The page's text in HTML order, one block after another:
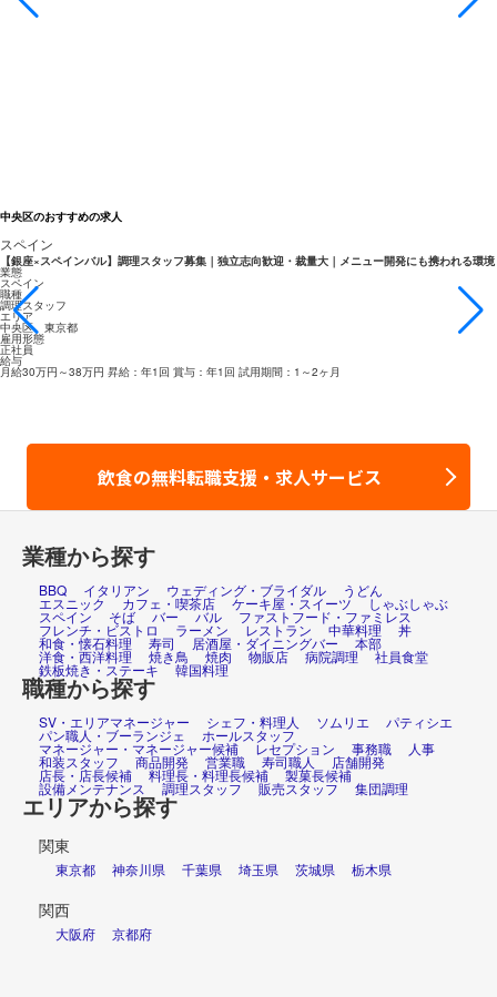
中央区のおすすめの求人
スペイン
【銀座×スペインバル】調理スタッフ募集｜独立志向歓迎・裁量大｜メニュー開発にも携われる環境
業態
スペイン
職種
調理スタッフ
エリア
中央区 東京都
雇用形態
正社員
給与
月給30万円～38万円 昇給：年1回 賞与：年1回 試用期間：1～2ヶ月
飲食の無料転職支援・求人サービス
業種から探す
BBQ イタリアン ウェディング・ブライダル うどん
エスニック カフェ・喫茶店 ケーキ屋・スイーツ しゃぶしゃぶ
スペイン そば バー バル ファストフード・ファミレス
フレンチ・ビストロ ラーメン レストラン 中華料理 丼
和食・懐石料理 寿司 居酒屋・ダイニングバー 本部
洋食・西洋料理 焼き鳥 焼肉 物販店 病院調理 社員食堂
鉄板焼き・ステーキ 韓国料理
職種から探す
SV・エリアマネージャー シェフ・料理人 ソムリエ パティシエ
パン職人・ブーランジェ ホールスタッフ
マネージャー・マネージャー候補 レセプション 事務職 人事
和装スタッフ 商品開発 営業職 寿司職人 店舗開発
店長・店長候補 料理長・料理長候補 製菓長候補
設備メンテナンス 調理スタッフ 販売スタッフ 集団調理
エリアから探す
関東
東京都 神奈川県 千葉県 埼玉県 茨城県 栃木県
関西
大阪府 京都府